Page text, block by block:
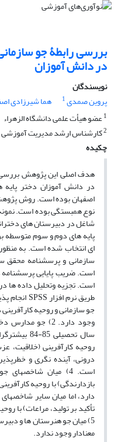
بررسی رابطۀ جو
در دانش آموزان
نویسندگان
پروین صمدی1 هما شیرزادی
1عضو هیأت علمی دانشگاه الزهراء
2کارشناس ارشد مدیریت آموزشی
چکیده
هدف اصلی این پژوهش بررسی
در دانش آموزان دختر
اصفهان بوده است. روش
پایه های دوم و سوم متوسطه
ای انتخاب شده است. به
سازمانی و پرسشنامه محقق
است. تجزیه وتحلیل داده ها
وجود دارد. 2) جو
روحیه کارآفرینی (خلاقیت،
درونی، آینده نگری و
است. 4) میان
دارد، اما میان سایر
تأکید بر تولید، مراعات) با
5) میان جو هنرستان ها و
معنادار وجود ندارد.